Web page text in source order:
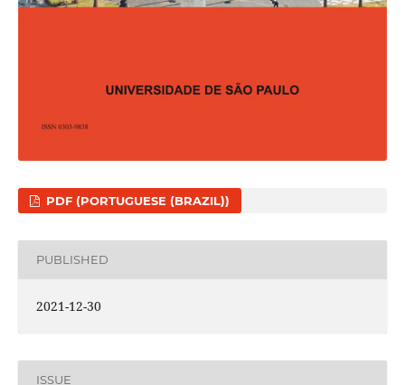
PDF (PORTUGUESE (BRAZIL))
PUBLISHED
2021-12-30
ISSUE